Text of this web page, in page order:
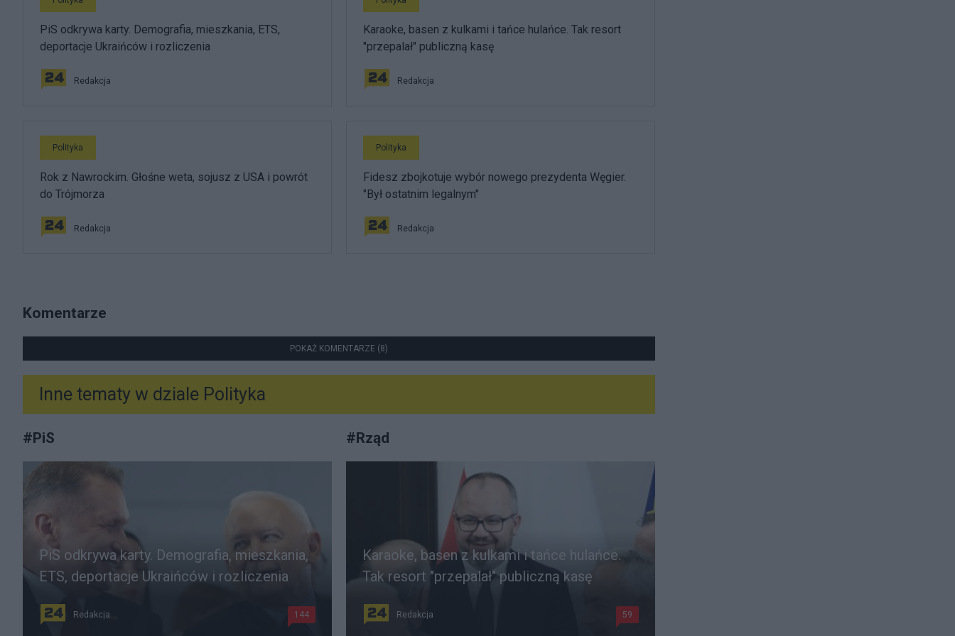
PiS odkrywa karty. Demografia, mieszkania, ETS,
deportacje Ukraińców i rozliczenia
Redakcja
Karaoke, basen z kulkami i tańce hulańce. Tak resort
"przepalał" publiczną kasę
Redakcja
Polityka
Rok z Nawrockim. Głośne weta, sojusz z USA i powrót
do Trójmorza
Redakcja
Polityka
Fidesz zbojkotuje wybór nowego prezydenta Węgier.
"Był ostatnim legalnym"
Redakcja
Komentarze
POKAŻ KOMENTARZE (8)
Inne tematy w dziale Polityka
#PiS
PiS odkrywa karty. Demografia, mieszkania,
ETS, deportacje Ukraińców i rozliczenia
Redakcja 144
#Rząd
Karaoke, basen z kulkami i tańce hulańce.
Tak resort "przepalał" publiczną kasę
Redakcja 59